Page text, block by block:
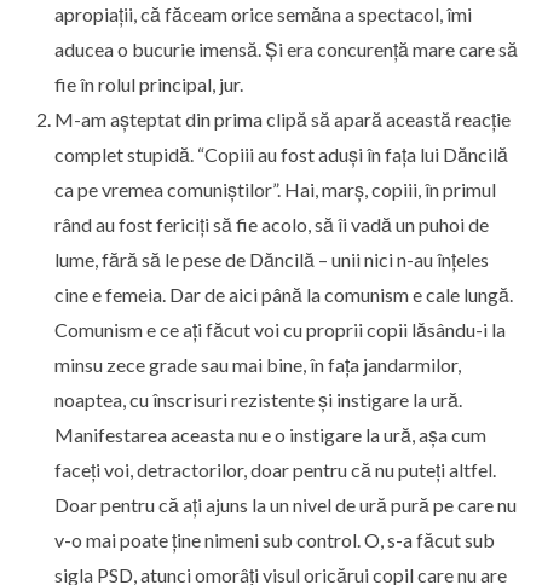
apropiații, că făceam orice semăna a spectacol, îmi
aducea o bucurie imensă. Și era concurență mare care să
fie în rolul principal, jur.
M-am așteptat din prima clipă să apară această reacție
complet stupidă. “Copiii au fost aduși în fața lui Dăncilă
ca pe vremea comuniștilor”. Hai, marș, copiii, în primul
rând au fost fericiți să fie acolo, să îi vadă un puhoi de
lume, fără să le pese de Dăncilă – unii nici n-au înțeles
cine e femeia. Dar de aici până la comunism e cale lungă.
Comunism e ce ați făcut voi cu proprii copii lăsându-i la
minsu zece grade sau mai bine, în fața jandarmilor,
noaptea, cu înscrisuri rezistente și instigare la ură.
Manifestarea aceasta nu e o instigare la ură, așa cum
faceți voi, detractorilor, doar pentru că nu puteți altfel.
Doar pentru că ați ajuns la un nivel de ură pură pe care nu
v-o mai poate ține nimeni sub control. O, s-a făcut sub
sigla PSD, atunci omorâți visul oricărui copil care nu are